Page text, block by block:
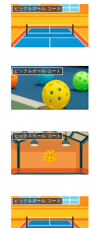
ピックルボール コート
ピックルボール コート
ピックルボール コート
ピックルボール コート